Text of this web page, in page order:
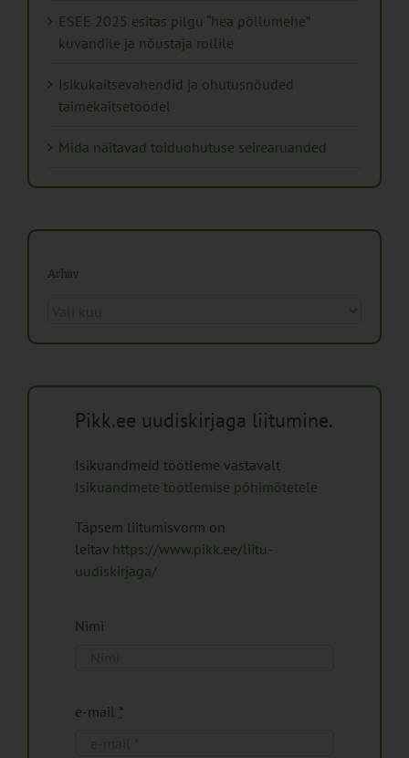
ESEE 2025 esitas pilgu “hea põllumehe”
kuvandile ja nõustaja rollile
Isikukaitsevahendid ja ohutusnõuded
taimekaitsetöödel
Mida näitavad toiduohutuse seirearuanded
Arhiiv
Pikk.ee uudiskirjaga liitumine.
Isikuandmeid töötleme vastavalt
Isikuandmete töötlemise põhimõtetele
Täpsem liitumisvorm on
leitav https://www.pikk.ee/liitu-
uudiskirjaga/
Nimi
e-mail *